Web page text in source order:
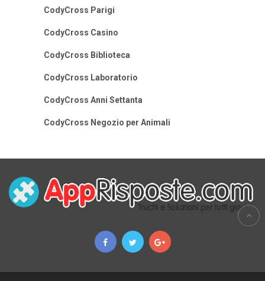
CodyCross Parigi
CodyCross Casino
CodyCross Biblioteca
CodyCross Laboratorio
CodyCross Anni Settanta
CodyCross Negozio per Animali